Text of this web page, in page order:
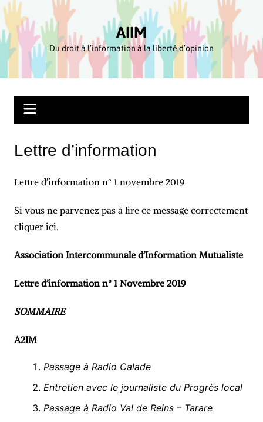
Aller
au
contenu
AIIM
Du droit à l’information à la liberté d’opinion
Lettre d’information
Lettre d’information n° 1 novembre 2019
Si vous ne parvenez pas à lire ce message correctement
cliquer ici.
Association Intercommunale d’Information Mutualiste
Lettre d’information n° 1 Novembre 2019
SOMMAIRE
A2IM
Passage à Radio Calade
Entretien avec le journaliste du Progrès local
Passage à Radio Val de Reins – Tarare